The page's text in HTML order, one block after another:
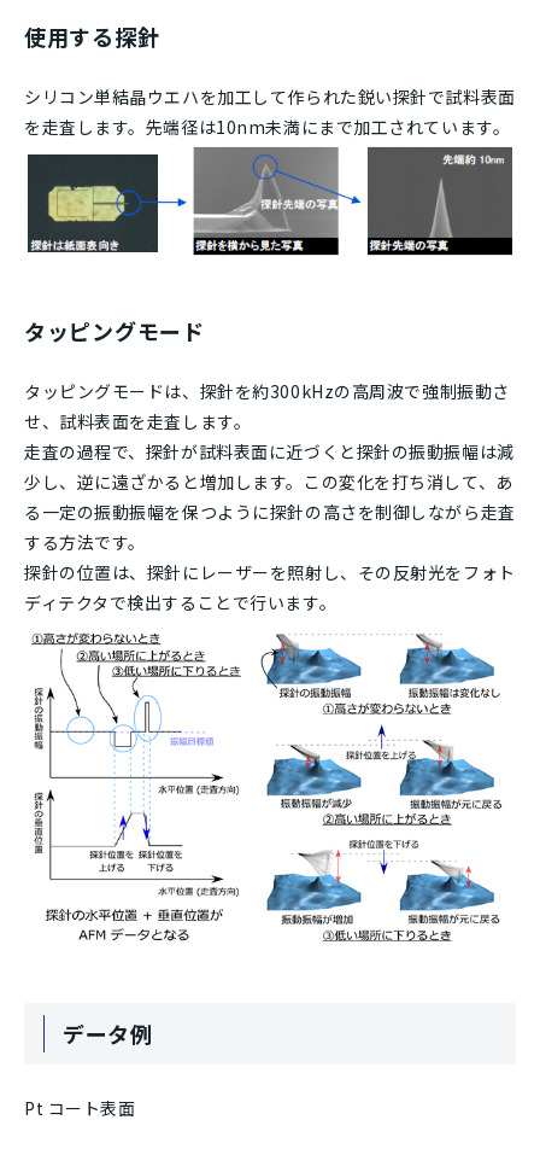
使用する探針
シリコン単結晶ウエハを加工して作られた鋭い探針で試料表面
を走査します。先端径は10nm未満にまで加工されています。
タッピングモード
タッピングモードは、探針を約300kHzの高周波で強制振動さ
せ、試料表面を走査します。
走査の過程で、探針が試料表面に近づくと探針の振動振幅は減
少し、逆に遠ざかると増加します。この変化を打ち消して、あ
る一定の振動振幅を保つように探針の高さを制御しながら走査
する方法です。
探針の位置は、探針にレーザーを照射し、その反射光をフォト
ディテクタで検出することで行います。
データ例
Pt コート表面